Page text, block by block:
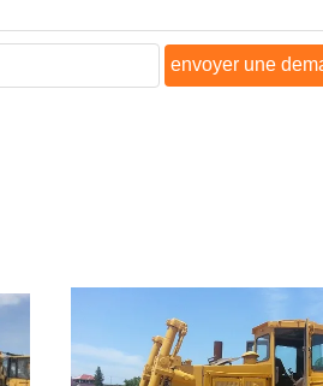
envoyer une